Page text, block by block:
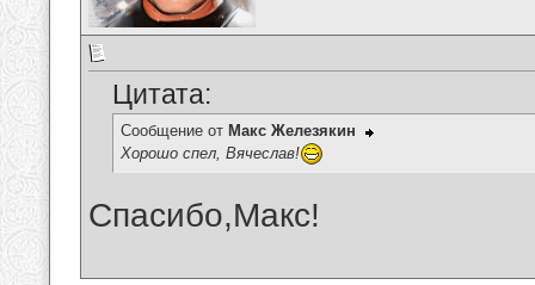
Цитата:
Сообщение от Макс Железякин
Хорошо спел, Вячеслав!
Спасибо,Макс!